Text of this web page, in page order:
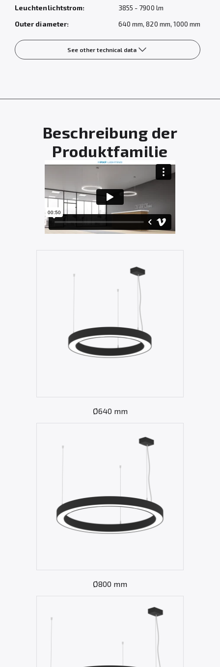
Leuchtenlichtstrom:
3855 - 7900 lm
Outer diameter:
640 mm, 820 mm, 1000 mm
See other technical data
Beschreibung der
Produktfamilie
Ø640 mm
Ø800 mm